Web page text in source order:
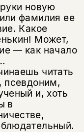
новую
фамилия ее
Какое
Может,
— как начало
читать
псевдоним,
и, хоть
в